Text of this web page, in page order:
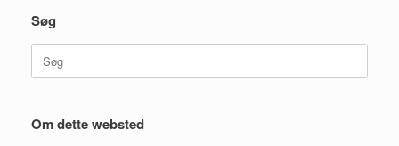
Søg
Søg
efter:
Om dette websted